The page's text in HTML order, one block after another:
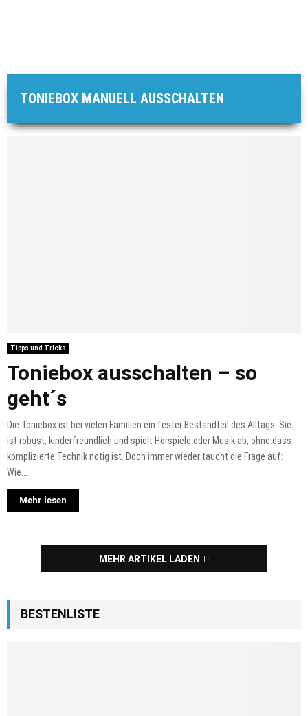
TONIEBOX MANUELL AUSSCHALTEN
Tipps und Tricks
Toniebox ausschalten – so
geht´s
Die Toniebox ist bei vielen Familien ein fester Bestandteil des Alltags. Sie
ist robust, kinderfreundlich und spielt Hörspiele oder Musik ab, ohne dass
komplizierte Technik nötig ist. Doch immer wieder taucht die Frage auf:
Wie...
Mehr lesen
MEHR ARTIKEL LADEN
BESTENLISTE